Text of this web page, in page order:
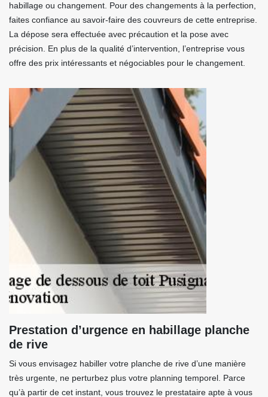
habillage ou changement. Pour des changements à la perfection,
faites confiance au savoir-faire des couvreurs de cette entreprise.
La dépose sera effectuée avec précaution et la pose avec
précision. En plus de la qualité d’intervention, l’entreprise vous
offre des prix intéressants et négociables pour le changement.
Prestation d’urgence en habillage planche
de rive
Si vous envisagez habiller votre planche de rive d’une manière
très urgente, ne perturbez plus votre planning temporel. Parce
qu’à partir de cet instant, vous trouvez le prestataire apte à vous